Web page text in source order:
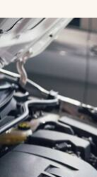
Espiritualidad
Mediakit
abre en nueva pestaña